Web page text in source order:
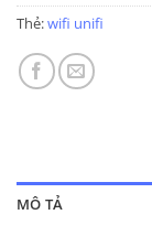
Thẻ:wifi unifi
MÔ TẢ